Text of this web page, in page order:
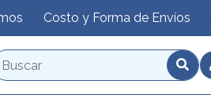
Costo y Forma de Envíos